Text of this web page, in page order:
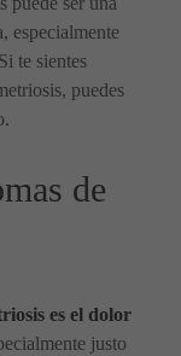
especialmente
te sientes
puedes
de
es el dolor
justo